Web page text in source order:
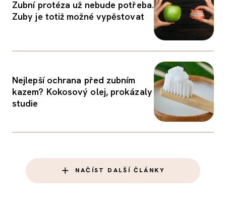
Zubní protéza už nebude potřeba.
Zuby je totiž možné vypěstovat
Nejlepší ochrana před zubním
kazem? Kokosový olej, prokázaly
studie
NAČÍST DALŠÍ ČLÁNKY